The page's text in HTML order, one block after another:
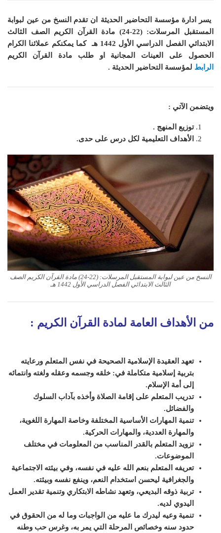
يسر ادارة مؤسسة التحاضير الحديثة ان تقدم النسخ من عين لبوابة
المستقبل المرسلات: (22-24) مادة القرآن الكريم الصف الثالث
الابتدائي الفصل الدراسي الأول 1442 هـ
كما يمكنكم عملائنا الكرام
الحصول على العينات المجانية او طلب مادة القرآن الكريم
الرابط لمؤسسة التحاضير الحديثة .
ويتضمن الآتي :
توزيع المنهج .
الأهداف التعليمية لكل درس على حدى.
النسخ من عين لبوابة المستقبل المرسلات: (22-24) مادة القرآن الكريم الصف
الثالث الابتدائي الفصل الدراسي الأول 1442 هـ
من الأهداف العامة لمادة القرآن الكريم :
تعهد العقيدة الإسلامية الصحيحة في نفس المتعلم ورعايته
بتربية إسلامية متكاملة في: خلقه وجسمه وعقله ولغته وانتمائه
إلى أمة الإسلام.
تدريب المتعلم على إقامة الصلاة وأخذه بآداب السلوك
والفضائل.
تنمية المهارات الأساسية المختلفة وخاصة المهارة اللغوية،
والمهارة العددية، والمهارات الحركية.
تزويد المتعلم بالقدر المناسب من المعلومات في مختلف
الموضوعات.
تعريفه المتعلم بنعم الله عليه في نفسه، وفي بيئته الاجتماعية
والجغرافية ليحسن استخدام النعم، وينفع نفسه وبيئته.
تربية ذوقه البديعي، وتعهد نشاطه الابتكاري وتنمية تقدير العمل
اليدوي لديه.
تنمية وعيه ليدرك ما عليه من الواجبات وما له من الحقوق في
حدود سنه وخصائص المرحلة التي يمر به، وغرس حب وطنه